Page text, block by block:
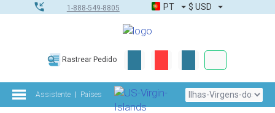
1-888-549-8805 PT $ USD
Rastrear Pedido
Assistente Países